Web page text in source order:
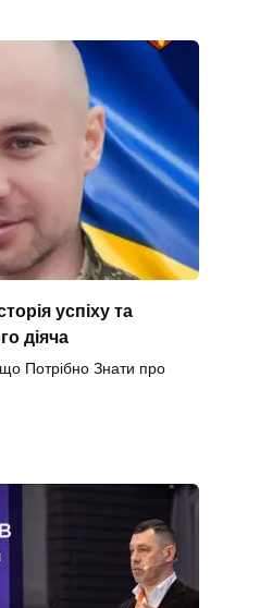
успіху та
діяча
Потрібно Знати про